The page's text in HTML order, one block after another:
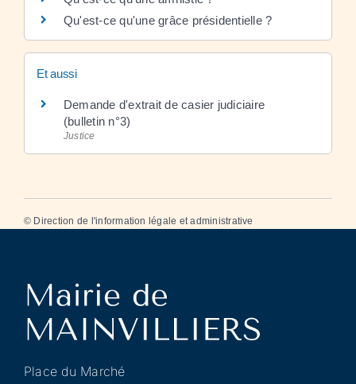
Qu'est-ce qu'une grâce présidentielle ?
Et aussi
Demande d'extrait de casier judiciaire
(bulletin n°3)
Justice
© Direction de l'information légale et administrative
Place du Marché